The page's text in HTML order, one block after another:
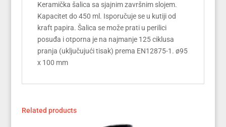
Keramička šalica sa sjajnim završnim slojem.
Kapacitet do 450 ml. Isporučuje se u kutiji od
kraft papira. Šalica se može prati u perilici
posuđa i otporna je na najmanje 125 ciklusa
pranja (uključujući tisak) prema EN12875-1. ø95
x 100 mm
Related products